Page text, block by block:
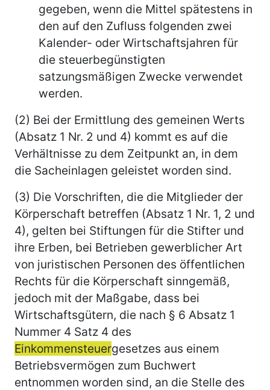
gegeben, wenn die Mittel spätestens in
den auf den Zufluss folgenden zwei
Kalender- oder Wirtschaftsjahren für
die steuerbegünstigten
satzungsmäßigen Zwecke verwendet
werden.
(2) Bei der Ermittlung des gemeinen Werts
(Absatz 1 Nr. 2 und 4) kommt es auf die
Verhältnisse zu dem Zeitpunkt an, in dem
die Sacheinlagen geleistet worden sind.
(3) Die Vorschriften, die die Mitglieder der
Körperschaft betreffen (Absatz 1 Nr. 1, 2 und
4), gelten bei Stiftungen für die Stifter und
ihre Erben, bei Betrieben gewerblicher Art
von juristischen Personen des öffentlichen
Rechts für die Körperschaft sinngemäß,
jedoch mit der Maßgabe, dass bei
Wirtschaftsgütern, die nach § 6 Absatz 1
Nummer 4 Satz 4 des
Einkommensteuergesetzes aus einem
Betriebsvermögen zum Buchwert
entnommen worden sind, an die Stelle des